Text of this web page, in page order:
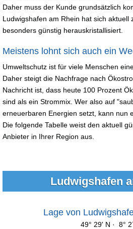
Daher muss der Kunde grundsätzlich
Ludwigshafen am Rhein hat sich aktuell
besonders günstig herauskristallisiert.
Meistens lohnt sich auch ein
Umweltschutz ist für viele Menschen
Daher steigt die Nachfrage nach
Nachricht ist, dass heute 100 Prozent
sind als ein Strommix. Wer also auf
erneuerbaren Energien setzt, kann nun
Die folgende Tabelle weist den aktuell
Anbieter in Ihrer Region aus.
Ludwigshafen
Lage von
49° 29' N · 8°